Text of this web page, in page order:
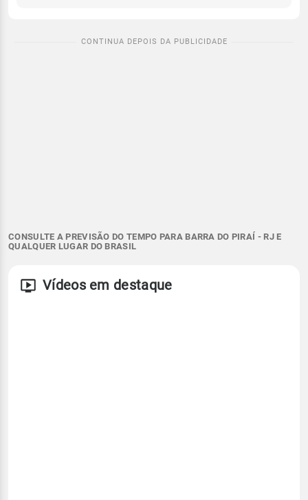
CONSULTE A PREVISÃO DO TEMPO PARA BARRA DO PIRAÍ - RJ E
QUALQUER LUGAR DO BRASIL
Vídeos em destaque